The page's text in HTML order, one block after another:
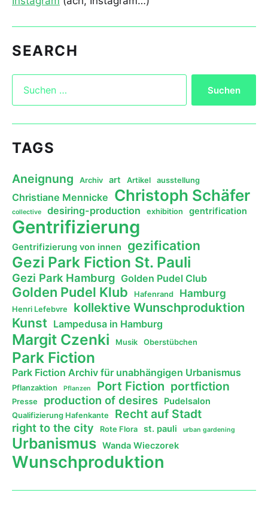
SEARCH
TAGS
Aneignung Archiv art Artikel ausstellung
Christiane Mennicke Christoph Schäfer
collective desiring-production exhibition gentrification
Gentrifizierung
Gentrifizierung von innen gezification
Gezi Park Fiction St. Pauli
Gezi Park Hamburg Golden Pudel Club
Golden Pudel Klub Hafenrand Hamburg
Henri Lefebvre kollektive Wunschproduktion
Kunst Lampedusa in Hamburg
Margit Czenki Musik Oberstübchen
Park Fiction
Park Fiction Archiv für unabhängigen Urbanismus
Pflanzaktion Pflanzen Port Fiction portfiction
Presse production of desires Pudelsalon
Qualifizierung Hafenkante Recht auf Stadt
right to the city Rote Flora st. pauli urban gardening
Urbanismus Wanda Wieczorek
Wunschproduktion